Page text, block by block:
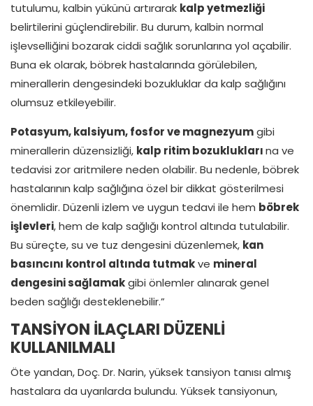
tutulumu, kalbin yükünü artırarak kalp yetmezliği
belirtilerini güçlendirebilir. Bu durum, kalbin normal
işlevselliğini bozarak ciddi sağlık sorunlarına yol açabilir.
Buna ek olarak, böbrek hastalarında görülebilen,
minerallerin dengesindeki bozukluklar da kalp sağlığını
olumsuz etkileyebilir.
Potasyum, kalsiyum, fosfor ve magnezyumgibi
minerallerin düzensizliği, kalp ritim bozukluklarına ve
tedavisi zor aritmilere neden olabilir. Bu nedenle, böbrek
hastalarının kalp sağlığına özel bir dikkat gösterilmesi
önemlidir. Düzenli izlem ve uygun tedavi ile hem böbrek
işlevleri, hem de kalp sağlığı kontrol altında tutulabilir.
Bu süreçte, su ve tuz dengesini düzenlemek, kan
basıncını kontrol altında tutmakve mineral
dengesini sağlamakgibi önlemler alınarak genel
beden sağlığı desteklenebilir.”
TANSİYON İLAÇLARI DÜZENLİ
KULLANILMALI
Öte yandan, Doç. Dr. Narin, yüksek tansiyon tanısı almış
hastalara da uyarılarda bulundu. Yüksek tansiyonun,